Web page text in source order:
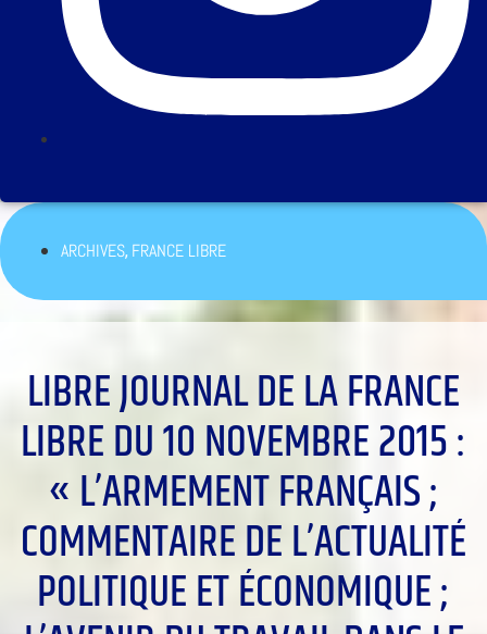
ARCHIVES,FRANCE LIBRE
LIBRE JOURNAL DE LA FRANCE
LIBRE DU 10 NOVEMBRE 2015 :
« L’ARMEMENT FRANÇAIS ;
COMMENTAIRE DE L’ACTUALITÉ
POLITIQUE ET ÉCONOMIQUE ;